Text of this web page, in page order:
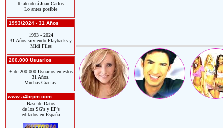
Te atenderá Juan Carlos.
Lo antes posible
1993/2024 - 31 Años
1993 - 2024
31 Años sirviendo Playbacks y
Midi Files
200.000 Usuarios
+ de 200.000 Usuarios en estos
31 Años.
Muchas Gracias.
www.a45rpm.com
Base de Datos
de los SG's y EP's
editados en España